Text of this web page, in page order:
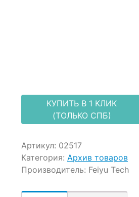
КУПИТЬ В 1 КЛИК
(ТОЛЬКО СПБ)
Артикул: 02517
Категория: Архив товаров
Производитель: Feiyu Tech